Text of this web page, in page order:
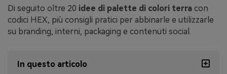
Di seguito oltre 20 idee di palette di colori terra con
codici HEX, più consigli pratici per abbinarle e utilizzarle
su branding, interni, packaging e contenuti social.
In questo articolo